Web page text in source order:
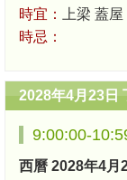
時宜：
上梁 蓋
時忌：
2028年4月23日
9:00:00-
西曆 2028年4月